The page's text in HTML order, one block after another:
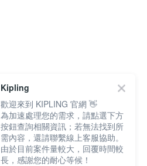
Kipling
歡迎來到 KIPLING 官網 👋
為加速處理您的需求，請點選下方
按鈕查詢相關資訊；若無法找到所
需內容，還請聯繫線上客服協助。
由於目前案件量較大，回覆時間較
長，感謝您的耐心等候！